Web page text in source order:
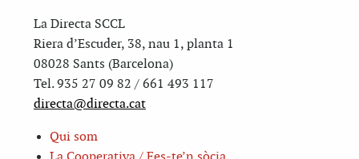
La Directa SCCL
Riera d’Escuder, 38, nau 1, planta 1
08028 Sants (Barcelona)
Tel. 935 27 09 82 / 661 493 117
directa@directa.cat
Qui som